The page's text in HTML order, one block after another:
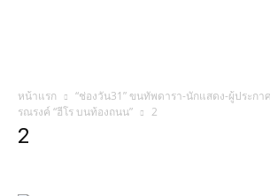
หน้าแรก
“ช่องวัน31” ขนทัพดารา-นักแสดง-ผู้ประกา
รณรงค์ “ฮีโร บนท้องถนน”
2
2